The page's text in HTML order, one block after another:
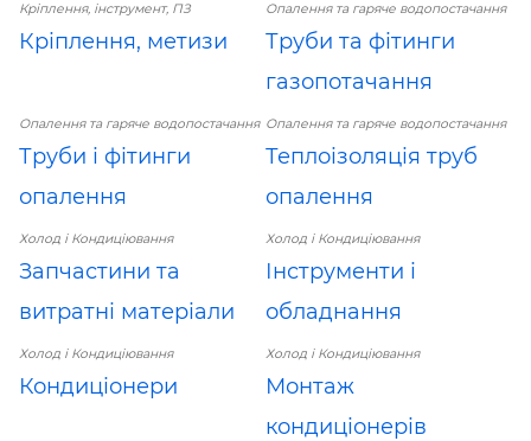
Кріплення, інструмент, ПЗ
Кріплення, метизи
Опалення та гаряче водопостачання
Труби та фітинги
газопотачання
Опалення та гаряче водопостачання
Труби і фітинги
опалення
Опалення та гаряче водопостачання
Теплоізоляція труб
опалення
Холод і Кондиціювання
Запчастини та
витратні матеріали
Холод і Кондиціювання
Інструменти і
обладнання
Холод і Кондиціювання
Кондиціонери
Холод і Кондиціювання
Монтаж
кондиціонерів